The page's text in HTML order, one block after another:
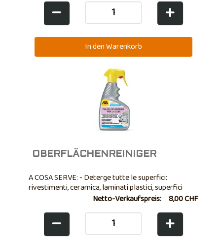
OBERFLÄCHENREINIGER
A COSA SERVE: - Deterge tutte le superfici:
rivestimenti, ceramica, laminati plastici, superfici
smaltate, acciaio inossidabile, vetri e specchi - Ideale
ufficio - Perfetto per il top ...
Netto-Verkaufspreis: 8,00 CHF